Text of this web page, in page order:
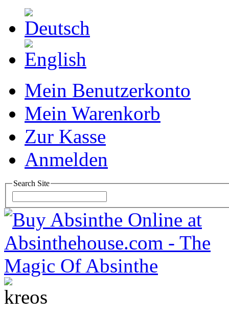
Mein Benutzerkonto
Mein Warenkorb
Zur Kasse
Anmelden
Search Site